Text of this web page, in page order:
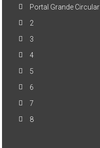
Portal Grande Circular
2
3
4
5
6
7
8